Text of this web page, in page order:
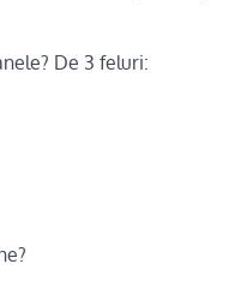
De 3 feluri: